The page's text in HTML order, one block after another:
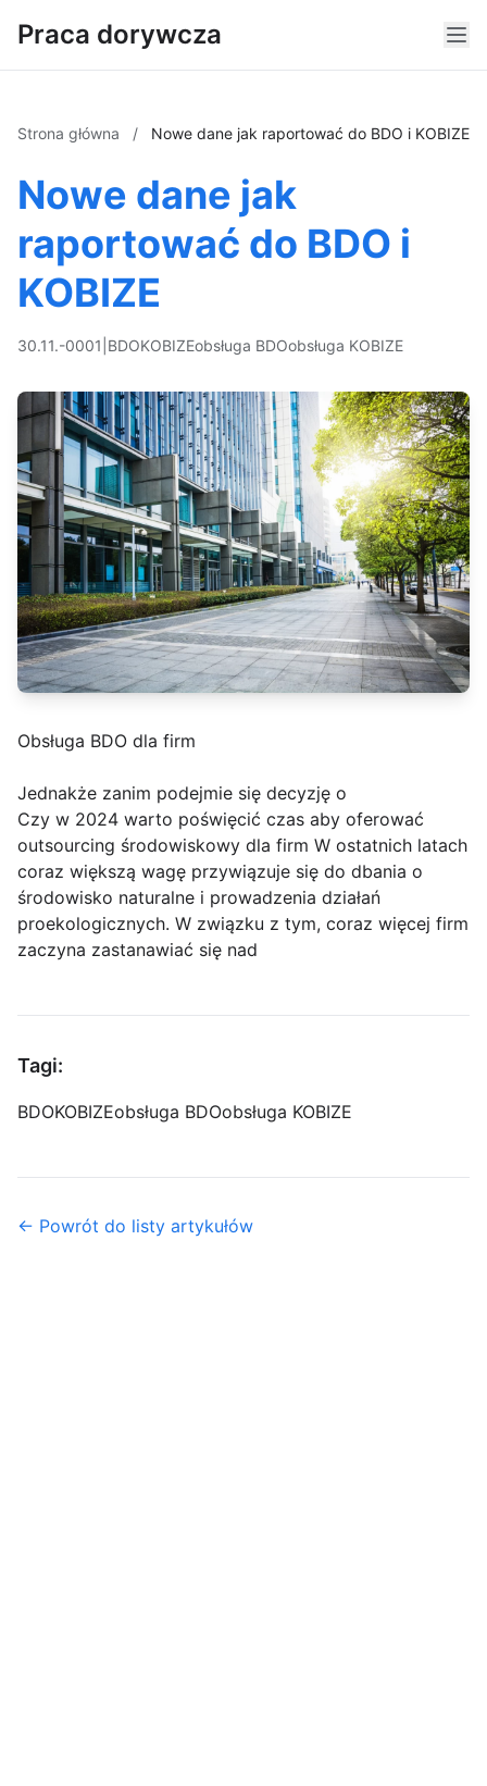
Praca dorywcza
Strona główna / Nowe dane jak raportować do BDO i KOBIZE
Nowe dane jak
raportować do BDO i
KOBIZE
30.11.-0001 BDOKOBIZEobsługa BDOobsługa KOBIZE
Obsługa BDO dla firm
Jednakże zanim podejmie się decyzję o
Czy w 2024 warto poświęcić czas aby oferować
outsourcing środowiskowy dla firm W ostatnich latach
coraz większą wagę przywiązuje się do dbania o
środowisko naturalne i prowadzenia działań
proekologicznych. W związku z tym, coraz więcej firm
zaczyna zastanawiać się nad
Tagi:
BDOKOBIZEobsługa BDOobsługa KOBIZE
← Powrót do listy artykułów